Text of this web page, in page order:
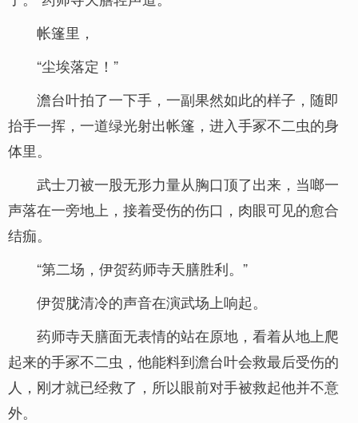
帐篷里，
“尘埃落定！”
澹台叶拍了一下手，一副果然如此的样子，随即
抬手一挥，一道绿光射出帐篷，进入手冢不二虫的身
体里。
武士刀被一股无形力量从胸口顶了出来，当啷一
声落在一旁地上，接着受伤的伤口，肉眼可见的愈合
结痂。
“第二场，伊贺药师寺天膳胜利。”
伊贺胧清冷的声音在演武场上响起。
药师寺天膳面无表情的站在原地，看着从地上爬
起来的手冢不二虫，他能料到澹台叶会救最后受伤的
人，刚才就已经救了，所以眼前对手被救起他并不意
外。